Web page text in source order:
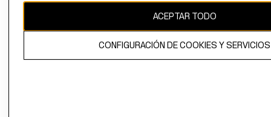
El contenido de esta página web está protegido por copyright y es
propiedad de H&M Hennes & Mauritz AB.ACEPTAR TODO
CONFIGURACIÓN DE COOKIES Y SERVICIOS